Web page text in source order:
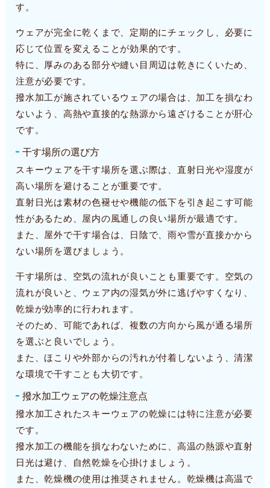
す。
ウェアが完全に乾くまで、定期的にチェックし、必要に
応じて位置を変えることが効果的です。
特に、厚みのある部分や縫い目周辺は乾きにくいため、
注意が必要です。
撥水加工が施されているウェアの場合は、加工を損なわ
ないよう、高熱や直接的な熱源から遠ざけることが肝心
です。
干す場所の選び方
スキーウェアを干す場所を選ぶ際は、直射日光や湿度が
高い場所を避けることが重要です。
直射日光は素材の色褪せや機能の低下を引き起こす可能
性があるため、屋内の風通しの良い場所が最適です。
また、屋外で干す場合は、日陰で、雨や雪が直接かから
ない場所を選びましょう。
干す場所は、空気の流れが良いことも重要です。空気の
流れが良いと、ウェア内の湿気が外に逃げやすくなり、
乾燥が効率的に行われます。
そのため、可能であれば、複数の方向から風が通る場所
を選ぶと良いでしょう。
また、ほこりや外部からの汚れが付着しないよう、清潔
な環境で干すことも大切です。
撥水加工ウェアの乾燥注意点
撥水加工されたスキーウェアの乾燥には特に注意が必要
です。
撥水加工の機能を損なわないために、高温の熱源や直射
日光は避け、自然乾燥を心掛けましょう。
また、乾燥機の使用は推奨されません。乾燥機は高温で